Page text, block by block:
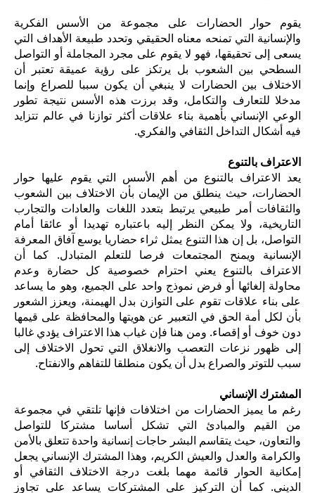
يقوم حوار الحضارات على مجموعة من الأسس الفكرية
والإنسانية التي تمنحه معناه الحقيقي وتحدد طبيعة الأهداف التي
يسعى إلى تحقيقها، فهو لا يقوم على مجرد المجاملة أو التواصل
السطحي بين الشعوب بل يرتكز على رؤية عميقة تعتبر أن
الاختلاف بين الحضارات لا ينبغي أن يكون سببا للصراع وإنما
مدخلا للتعارف والتكامل، وقد برزت هذه الأسس نتيجة تطور
الوعي الإنساني بأهمية بناء علاقات أكثر توازنا في عالم تتزايد
فيه أشكال التداخل الثقافي والفكري.
الاعتراف بالتنوع
يعد الاعتراف بالتنوع من أهم الأسس التي يقوم عليها حوار
الحضارات، حيث ينطلق من الإيمان بأن الاختلاف بين الشعوب
والثقافات أمر طبيعي يرتبط بتعدد اللغات والعادات والتجارب
التاريخية، ولا يمكن النظر إليه باعتباره تهديدا أو عائقا أمام
التواصل، بل إن هذا التنوع يمثل ثراء حضاريا يوسع آفاق المعرفة
الإنسانية ويمنح المجتمعات فرصا للتعلم المتبادل. كما أن
الاعتراف بالتنوع يعني احترام خصوصية كل حضارة وعدم
محاولة إلغائها أو فرض نموذج واحد على الجميع، وهو ما يساعد
على بناء علاقات تقوم على التوازن بدل الهيمنة، ويعزز الشعور
بأن لكل أمة الحق في التعبير عن هويتها والمحافظة على قيمها
دون خوف أو إقصاء. ومن هنا فإن غياب هذا الاعتراف يؤدي غالبا
إلى ظهور نزعات التعصب والانغلاق التي تحول الاختلاف إلى
سبب للتوتر والصراع بدل أن يكون منطلقا للتفاهم والانفتاح.
المشترك الإنساني
رغم ما يميز الحضارات من اختلافات فإنها تلتقي في مجموعة
من القيم والمبادئ التي تشكل أساسا مشتركا للتواصل
والتعاون، حيث يتقاسم البشر حاجات إنسانية واحدة تتعلق بالأمن
والكرامة والعدل والعيش الكريم، وهذا المشترك الإنساني يجعل
إمكانية الحوار قائمة مهما بلغت درجة الاختلاف الثقافي أو
الديني. كما أن التركيز على المشتركات يساعد على تجاوز